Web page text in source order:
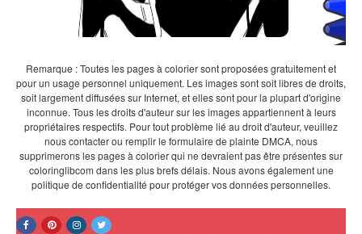
Remarque : Toutes les pages à colorier sont proposées gratuitement et
pour un usage personnel uniquement. Les images sont soit libres de droits,
soit largement diffusées sur Internet, et elles sont pour la plupart d'origine
inconnue. Tous les droits d'auteur sur les images appartiennent à leurs
propriétaires respectifs. Pour tout problème lié au droit d'auteur, veuillez
nous contacter ou remplir le formulaire de plainte DMCA, nous
supprimerons les pages à colorier qui ne devraient pas être présentes sur
coloringlibcom dans les plus brefs délais. Nous avons également une
politique de confidentialité pour protéger vos données personnelles.